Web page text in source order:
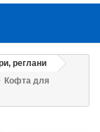
реглани
Кофта для